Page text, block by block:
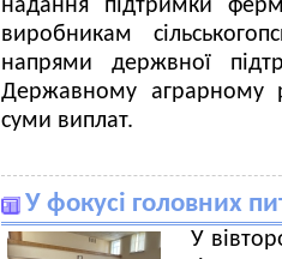
надання підтримки
виробникам
напрями держвної
Державному аграрному
суми виплат.
У фокусі головних
У